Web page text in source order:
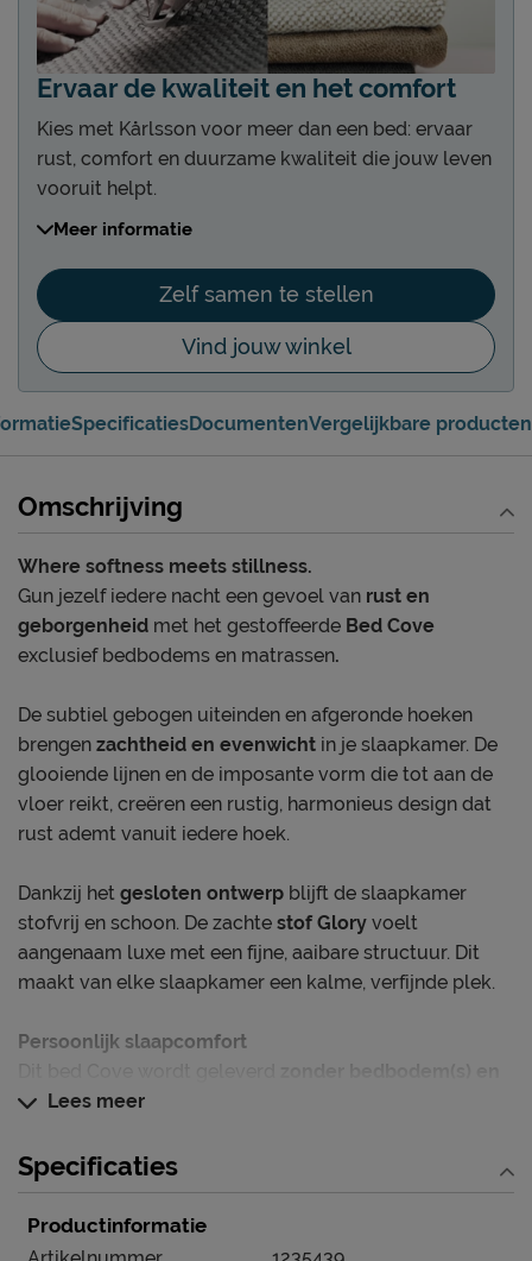
Ervaar de kwaliteit en het comfort
Kies met Kårlsson voor meer dan een bed: ervaar
rust, comfort en duurzame kwaliteit die jouw leven
vooruit helpt.
Kies uit 4 soorten boxen of bedden
Kies uit 5 verschillende hoofdborden
Kies uit 15 unieke poten
Kies uit 25+ stof- en kleurgroepen
matras
Jouw ondersteuning in de look die je wilt
Meer informatie
Zelf samen te stellen
Vind jouw winkel
SpecificatiesDocumentenVergelijkbare producten
Omschrijving
Where softness meets stillness.
Gun jezelf iedere nacht een gevoel van rust en
geborgenheid met het gestoffeerde Bed Cove
exclusief bedbodems en matrassen.
De subtiel gebogen uiteinden en afgeronde hoeken
brengen zachtheid en evenwicht in je slaapkamer. De
glooiende lijnen en de imposante vorm die tot aan de
vloer reikt, creëren een rustig, harmonieus design dat
rust ademt vanuit iedere hoek.
Dankzij het gesloten ontwerp blijft de slaapkamer
stofvrij en schoon. De zachte stof Glory voelt
aangenaam luxe met een fijne, aaibare structuur. Dit
maakt van elke slaapkamer een kalme, verfijnde plek.
Persoonlijk slaapcomfort
matras(sen).Het voordeel hiervan is dat je zelf de
jouw slaapcomfort. Vraag gerust een van onze
slaapexperts in de winkel voor een bijpassend advies.
Dit bed is in precies deze online samenstelling
Lees meer
Specificaties
Productinformatie